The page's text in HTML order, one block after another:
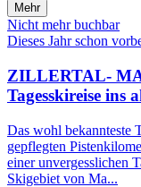
Mehr
Nicht mehr buchbar
Dieses Jahr schon
ZILLERTAL-
Tagesskireise ins
Das wohl bekannteste
gepflegten
einer unvergesslichen
Skigebiet von Ma...